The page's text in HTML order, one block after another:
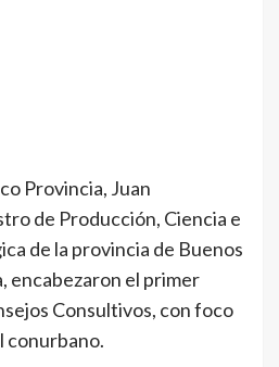
Provincia, Juan
de Producción, Ciencia e
de la provincia de Buenos
encabezaron el primer
Consultivos, con foco
conurbano.